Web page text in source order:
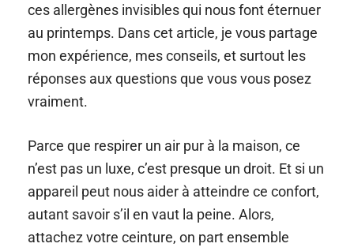
ces allergènes invisibles qui nous font éternuer
au printemps. Dans cet article, je vous partage
mon expérience, mes conseils, et surtout les
réponses aux questions que vous vous posez
vraiment.
Parce que respirer un air pur à la maison, ce
n’est pas un luxe, c’est presque un droit. Et si un
appareil peut nous aider à atteindre ce confort,
autant savoir s’il en vaut la peine. Alors,
attachez votre ceinture, on part ensemble